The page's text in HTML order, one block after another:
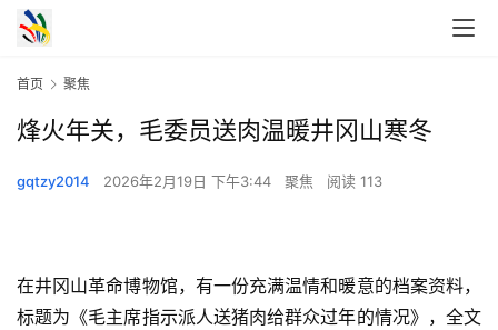
首页 聚焦
烽火年关，毛委员送肉温暖井冈山寒冬
gqtzy2014 2026年2月19日 下午3:44 聚焦 阅读 113
在井冈山革命博物馆，有一份充满温情和暖意的档案资料，
标题为《毛主席指示派人送猪肉给群众过年的情况》，全文